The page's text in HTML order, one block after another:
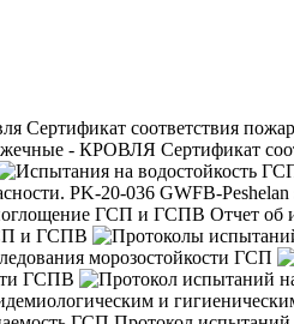
Сертификат соответствия
Сертификат
Отчет об
и ГСПВ
морозостойкости ГСП
ГСПВ